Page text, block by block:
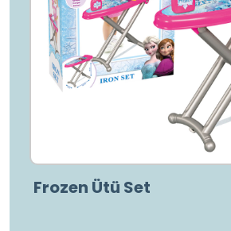
Frozen Ütü Set